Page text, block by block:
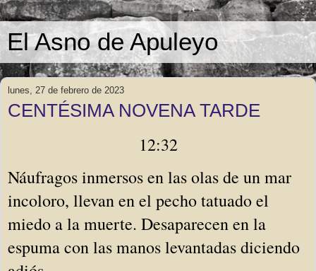
El Asno de Apuleyo
lunes, 27 de febrero de 2023
CENTÉSIMA NOVENA TARDE
12:32
Náufragos inmersos en las olas de un mar
incoloro, llevan en el pecho tatuado el
miedo a la muerte. Desaparecen en la
espuma con las manos levantadas diciendo